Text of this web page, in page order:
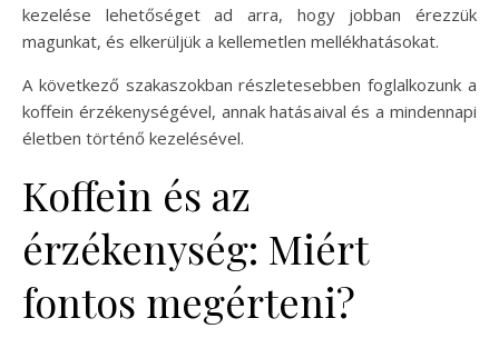
kezelése lehetőséget ad arra, hogy jobban érezzük
magunkat, és elkerüljük a kellemetlen mellékhatásokat.
A következő szakaszokban részletesebben foglalkozunk a
koffein érzékenységével, annak hatásaival és a mindennapi
életben történő kezelésével.
Koffein és az
érzékenység: Miért
fontos megérteni?